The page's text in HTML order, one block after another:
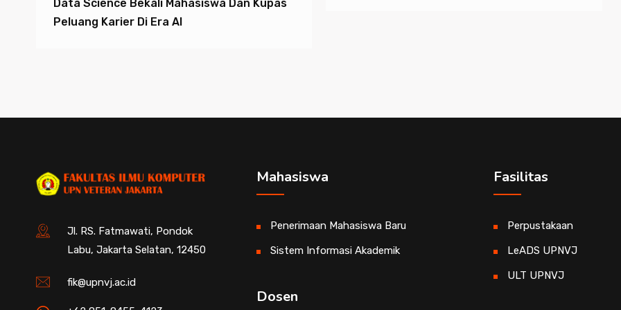
Data Science Bekali Mahasiswa Dan Kupas
Peluang Karier Di Era AI
Jl. RS. Fatmawati, Pondok
Labu, Jakarta Selatan, 12450
fik@upnvj.ac.id
Mahasiswa
Penerimaan Mahasiswa Baru
Sistem Informasi Akademik
Dosen
Fasilitas
Perpustakaan
LeADS UPNVJ
ULT UPNVJ